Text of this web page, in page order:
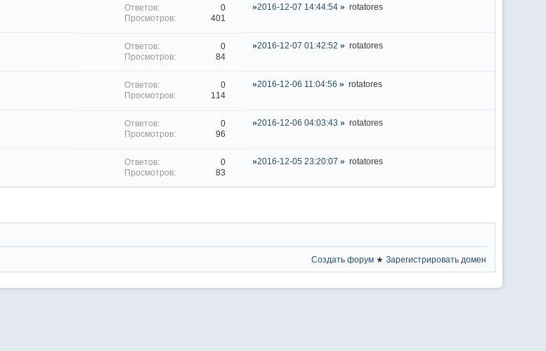
0
401
2016-12-07 14:44:54 rotatores
0
84
2016-12-07 01:42:52 rotatores
0
114
2016-12-06 11:04:56 rotatores
0
96
2016-12-06 04:03:43 rotatores
0
83
2016-12-05 23:20:07 rotatores
Создать форум ★Зарегистрировать домен